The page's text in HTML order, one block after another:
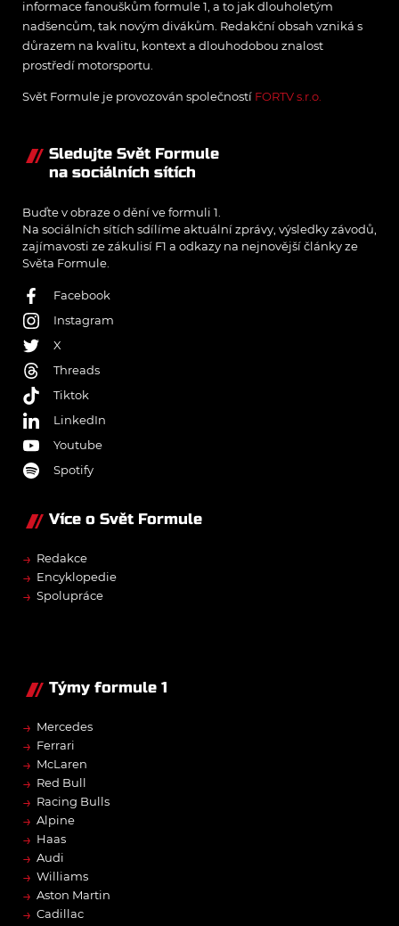
informace fanouškům formule 1, a to jak dlouholetým
nadšencům, tak novým divákům. Redakční obsah vzniká s
důrazem na kvalitu, kontext a dlouhodobou znalost
prostředí motorsportu.
Svět Formule je provozován společností FORTV s.r.o.
Sledujte Svět Formule
na sociálních sítích
Buďte v obraze o dění ve formuli 1.
Na sociálních sítích sdílíme aktuální zprávy, výsledky závodů,
zajímavosti ze zákulisí F1 a odkazy na nejnovější články ze
Světa Formule.
Facebook
Instagram
X
Threads
Tiktok
LinkedIn
Youtube
Spotify
Více o Svět Formule
→ Redakce
→ Encyklopedie
→ Spolupráce
Týmy formule 1
→ Mercedes
→ Ferrari
→ McLaren
→ Red Bull
→ Racing Bulls
→ Alpine
→ Haas
→ Audi
→ Williams
→ Aston Martin
→ Cadillac